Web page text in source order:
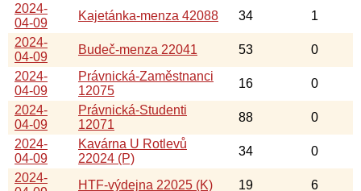
2024-
04-09
Kajetánka-menza 42088 34
1
2024-
04-09
Budeč-menza 22041 53
0
2024-
04-09
Právnická-Zaměstnanci
12075
16
0
2024-
04-09
Právnická-Studenti
12071
88
0
2024-
04-09
Kavárna U Rotlevů
22024 (P)
34
0
2024-
HTF-výdejna 22025 (K) 19
6